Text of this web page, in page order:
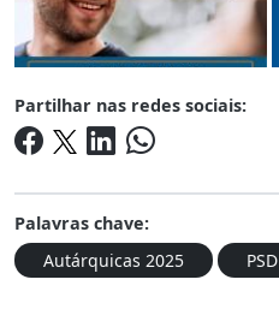
Partilhar nas redes sociais:
Palavras chave:
Autárquicas 2025
PSD